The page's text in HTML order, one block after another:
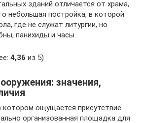
зданий отличается от храма,
небольшая постройка, в которой
где не служат литургии, но
панихиды и часы.
4,36 из 5)
значения,
котором ощущается присутствие
организованная площадка для